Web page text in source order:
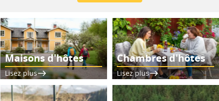
Maisons d'hôtes
Lisez plus
Chambres d'hôtes
Lisez plus